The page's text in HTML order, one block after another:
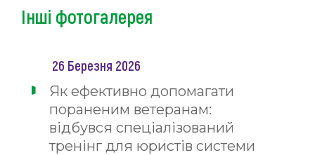
Інші фотогалерея
26 Березня 2026
Як ефективно допомагати
пораненим ветеранам:
відбувся спеціалізований
тренінг для юристів системи